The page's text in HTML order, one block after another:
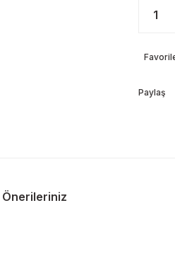
Paylaş
Önerileriniz